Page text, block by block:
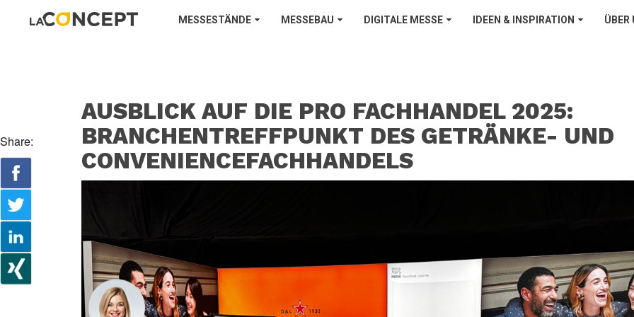
MESSESTÄNDE MESSEBAU DIGITALE MESSE IDEEN & INSPIRATION ÜBER
Share:
AUSBLICK AUF DIE PRO FACHHANDEL 2025:
BRANCHENTREFFPUNKT DES GETRÄNKE- UND
CONVENIENCEFACHHANDELS